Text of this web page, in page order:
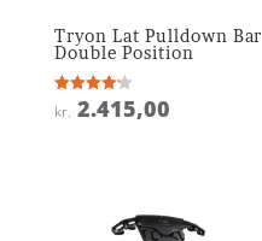
Tryon Lat Pulldown Bar
Double Position
Vurderet
4.2
kr. 2.415,00